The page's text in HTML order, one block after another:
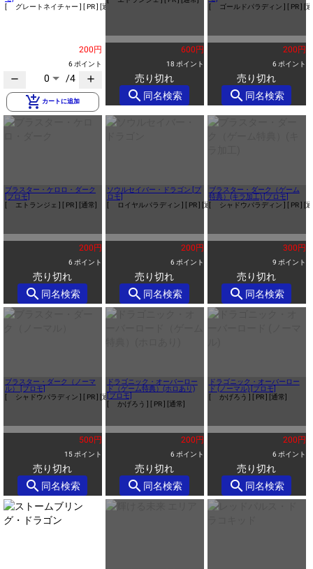
[ グレートネイチャー ] [ PR ] [通常]
200円
6 ポイント
remove 0 /4 add
add_shopping_cart カートに追加
600円
18 ポイント
売り切れ
search 同名検索
[ ゴールドパラディン ] [ PR ] [
200円
6 ポイント
売り切れ
search 同名検索
ブラスター・ケロロ・ダーク
[プロモ]
[ エトランジェ ] [ PR ] [通常]
200円
6 ポイント
売り切れ
search 同名検索
ソウルセイバー・ドラゴン [プ
ロモ]
[ ロイヤルパラディン ] [ PR ] [通常]
200円
6 ポイント
売り切れ
search 同名検索
ブラスター・ダーク（ゲーム
特典）(キラ加工) [プロモ]
[ シャドウパラディン ] [ PR ] [
300円
9 ポイント
売り切れ
search 同名検索
ブラスター・ダーク（ノーマ
ル） [プロモ]
[ シャドウパラディン ] [ PR ] [通常]
500円
15 ポイント
売り切れ
search 同名検索
ドラゴニック・オーバーロー
ド（ゲーム特典）(ホロあり)
[プロモ]
[ かげろう ] [ PR ] [通常]
200円
6 ポイント
売り切れ
search 同名検索
ドラゴニック・オーバーロー
ド (ノーマル) [プロモ]
[ かげろう ] [ PR ] [通常]
200円
6 ポイント
売り切れ
search 同名検索